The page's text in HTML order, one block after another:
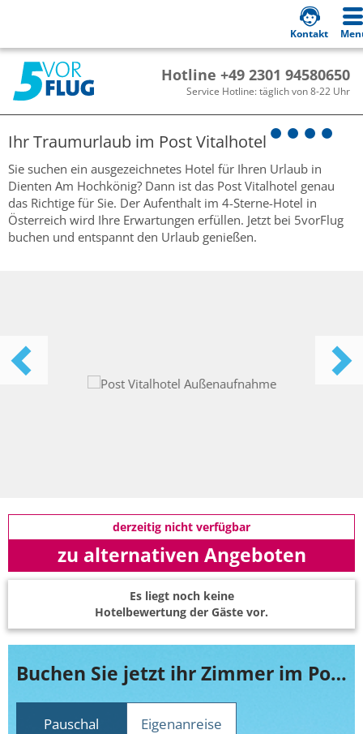
Hotline +49 2301 94580650
Service Hotline: täglich von 8-22 Uhr
Kontakt
Ihr Traumurlaub im Post Vitalhotel
Sie suchen ein ausgezeichnetes Hotel für Ihren Urlaub in
Dienten Am Hochkönig? Dann ist das Post Vitalhotel genau
das Richtige für Sie. Der Aufenthalt im 4-Sterne-Hotel in
Österreich wird Ihre Erwartungen erfüllen. Jetzt bei 5vorFlug
buchen und entspannt den Urlaub genießen.
derzeitig nicht verfügbar
zu alternativen Angeboten
Es liegt noch keine
Hotelbewertung der Gäste vor.
Buchen Sie jetzt ihr Zimmer im Post Vitalhotel
Pauschal Eigenanreise